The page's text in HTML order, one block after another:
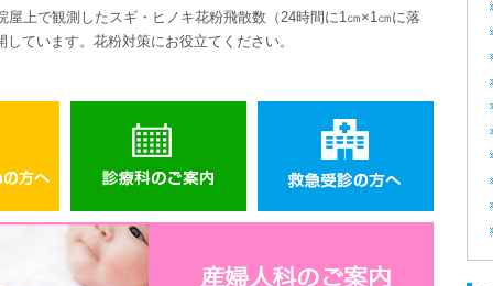
屋上で観測したスギ・ヒノキ花粉飛散数（ 24時間に 1 ㎝×1 ㎝に落
ています。花粉対策にお役立てください。